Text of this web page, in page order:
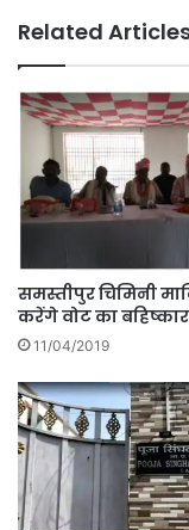
Related
समस्तीपुर चिमिनी
करेंगे वोट का
11/04/2019